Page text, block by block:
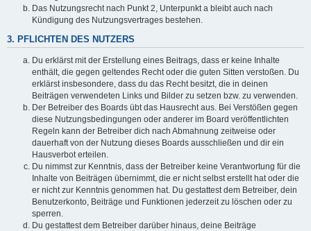
Das Nutzungsrecht nach Punkt 2, Unterpunkt a bleibt auch nach
Kündigung des Nutzungsvertrages bestehen.
3. PFLICHTEN DES NUTZERS
Du erklärst mit der Erstellung eines Beitrags, dass er keine Inhalte
enthält, die gegen geltendes Recht oder die guten Sitten verstoßen. Du
erklärst insbesondere, dass du das Recht besitzt, die in deinen
Beiträgen verwendeten Links und Bilder zu setzen bzw. zu verwenden.
Der Betreiber des Boards übt das Hausrecht aus. Bei Verstößen gegen
diese Nutzungsbedingungen oder anderer im Board veröffentlichten
Regeln kann der Betreiber dich nach Abmahnung zeitweise oder
dauerhaft von der Nutzung dieses Boards ausschließen und dir ein
Hausverbot erteilen.
Du nimmst zur Kenntnis, dass der Betreiber keine Verantwortung für die
Inhalte von Beiträgen übernimmt, die er nicht selbst erstellt hat oder die
er nicht zur Kenntnis genommen hat. Du gestattest dem Betreiber, dein
Benutzerkonto, Beiträge und Funktionen jederzeit zu löschen oder zu
sperren.
Du gestattest dem Betreiber darüber hinaus, deine Beiträge